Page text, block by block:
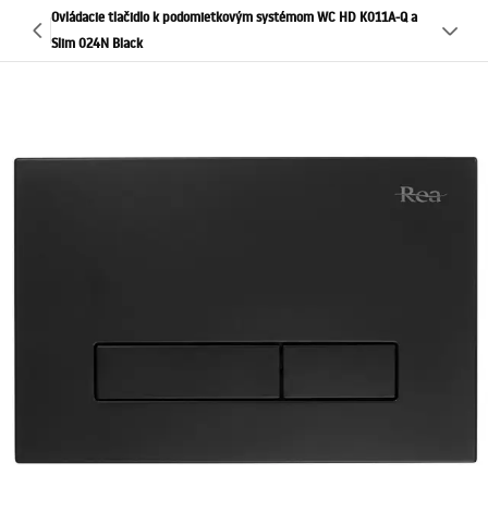
Ovládacie tlačidlo k podomietkovým systémom WC HD K011A-Q a
Slim 024N Black